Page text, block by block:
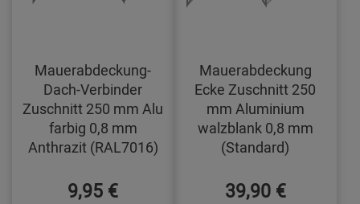
Mauerabdeckung-
Dach-Verbinder
Zuschnitt 250 mm Alu
farbig 0,8 mm
Anthrazit (RAL7016)
9,95 €
Mauerabdeckung
Ecke Zuschnitt 250
mm Aluminium
walzblank 0,8 mm
(Standard)
39,90 €